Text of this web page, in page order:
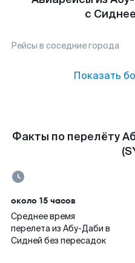
с
Рейсы в соседние города
Показать
Факты по перелёту
около 15 часов
Среднее время
перелета из Абу-Даби в
Сидней без пересадок